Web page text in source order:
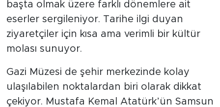
başta olmak üzere farklı dönemlere ait
eserler sergileniyor. Tarihe ilgi duyan
ziyaretçiler için kısa ama verimli bir kültür
molası sunuyor.
Gazi Müzesi de şehir merkezinde kolay
ulaşılabilen noktalardan biri olarak dikkat
çekiyor. Mustafa Kemal Atatürk’ün Samsun